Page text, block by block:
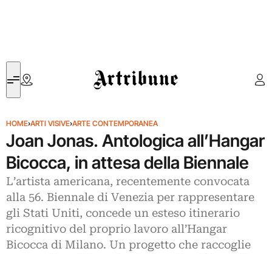
Artribune
HOME›ARTI VISIVE›ARTE CONTEMPORANEA
Joan Jonas. Antologica all’Hangar
Bicocca, in attesa della Biennale
L’artista americana, recentemente convocata
alla 56. Biennale di Venezia per rappresentare
gli Stati Uniti, concede un esteso itinerario
ricognitivo del proprio lavoro all’Hangar
Bicocca di Milano. Un progetto che raccoglie